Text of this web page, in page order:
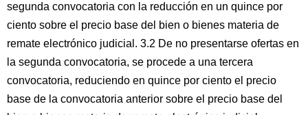
segunda convocatoria con la reducción en un quince por
ciento sobre el precio base del bien o bienes materia de
remate electrónico judicial. 3.2 De no presentarse ofertas en
la segunda convocatoria, se procede a una tercera
convocatoria, reduciendo en quince por ciento el precio
base de la convocatoria anterior sobre el precio base del